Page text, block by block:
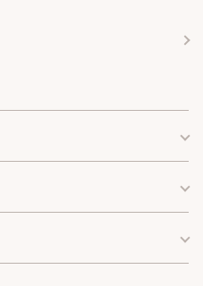
Oranje / Cognac